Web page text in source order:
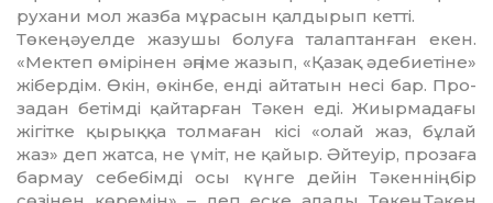
рухани мол жазба мұрасын қалдырып кеттi.
Төкең әуелде жазушы болуға талап­танған екен.
«Мектеп өмiрiнен әңгiме жа­зып, «Қазақ әдебиетiне»
жiбердiм. Өкiн, өкiнбе, ендi айтатын несi бар. Про­
за­дан бетiмдi қайтарған Тәкен едi. Жиырмадағы
жiгiтке қырыққа толмаған кiсi «олай жаз, бұлай
жаз» деп жатса, не үмiт, не қайыр. Әйтеуiр, прозаға
бармау себебiмдi осы күнге дейiн Тәкеннiң бiр